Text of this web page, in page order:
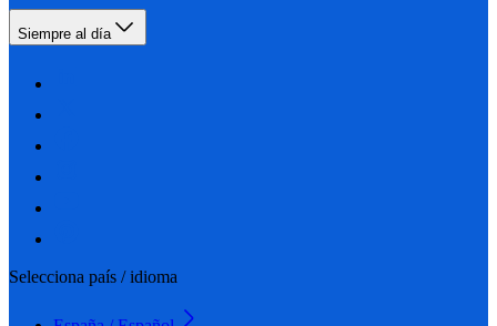
Siempre al día
Selecciona país / idioma